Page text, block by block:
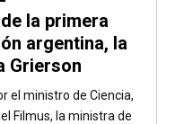
la primera
argentina, la
Grierson
el ministro de Ciencia,
Filmus, la ministra de